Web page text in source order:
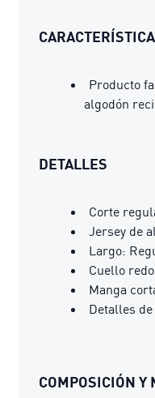
Producto
algodón
DETALLES
Corte
Jersey de
Largo:
Cuello
Manga
Detalles
COMPOSICIÓN Y